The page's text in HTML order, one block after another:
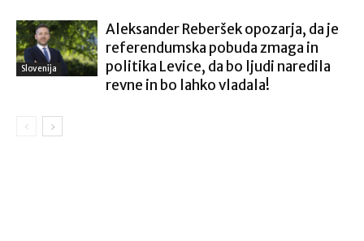
Slovenija
Aleksander Reberšek opozarja, da je
referendumska pobuda zmaga in
politika Levice, da bo ljudi naredila
revne in bo lahko vladala!